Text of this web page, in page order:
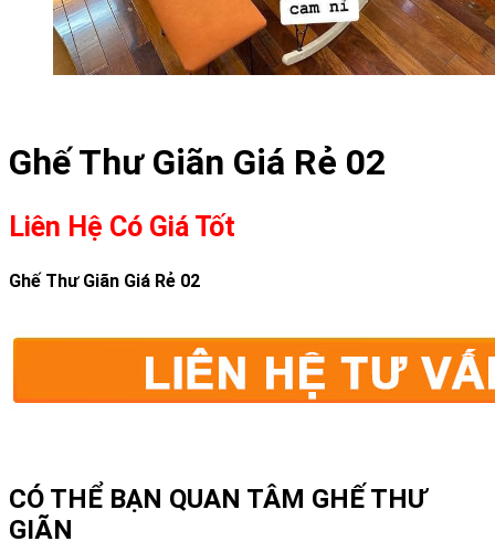
Ghế Thư Giãn Giá Rẻ 02
Liên Hệ Có Giá Tốt
Ghế Thư Giãn Giá Rẻ 02
CÓ THỂ BẠN QUAN TÂM GHẾ THƯ
GIÃN